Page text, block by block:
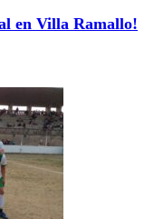
en Villa Ramallo!